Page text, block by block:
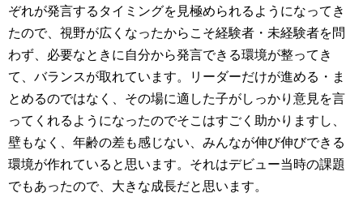
ぞれが発言するタイミングを見極められるようになってき
たので、視野が広くなったからこそ経験者・未経験者を問
わず、必要なときに自分から発言できる環境が整ってき
て、バランスが取れています。リーダーだけが進める・ま
とめるのではなく、その場に適した子がしっかり意見を言
ってくれるようになったのでそこはすごく助かりますし、
壁もなく、年齢の差も感じない、みんなが伸び伸びできる
環境が作れていると思います。それはデビュー当時の課題
でもあったので、大きな成長だと思います。